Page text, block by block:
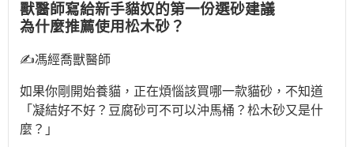
獸醫師寫給新手貓奴的第一份選砂建議
為什麼推薦使用松木砂？
✍️馮經喬獸醫師
如果你剛開始養貓，正在煩惱該買哪一款貓砂，不知道
「凝結好不好？豆腐砂可不可以沖馬桶？松木砂又是什
麼？」